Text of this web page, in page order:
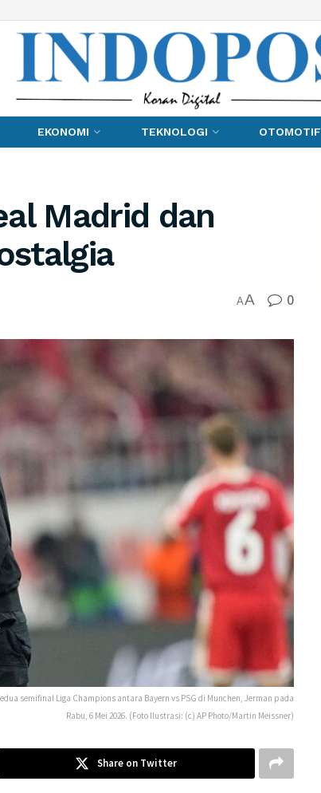
EKONOMI TEKNOLOGI OTOMOTIF
Madrid dan
AA 0
semifinal Liga Champions antara Bayern vs PSG di Munchen, Jerman pada
Rabu, 6 Mei 2026. (Foto Ilustrasi: (c) AP Photo/Martin Meissner)
Share on Twitter